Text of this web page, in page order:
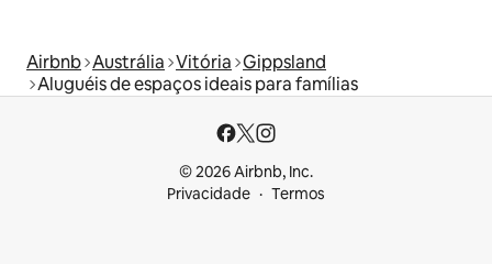
Airbnb Austrália Vitória Gippsland
Aluguéis de espaços ideais para famílias
© 2026 Airbnb, Inc.
Privacidade
Termos